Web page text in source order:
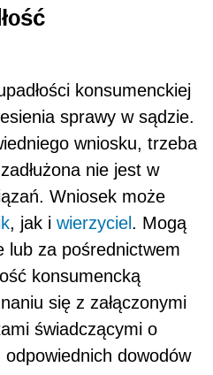
konsumenckiej
sprawy w sądzie.
wniosku, trzeba
nie jest w
Wniosek może
, jak i wierzyciel . Mogą
lub za pośrednictwem
konsumencką
się z załączonymi
świadczącymi o
odpowiednich dowodów